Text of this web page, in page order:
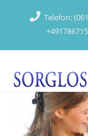
Telefon: